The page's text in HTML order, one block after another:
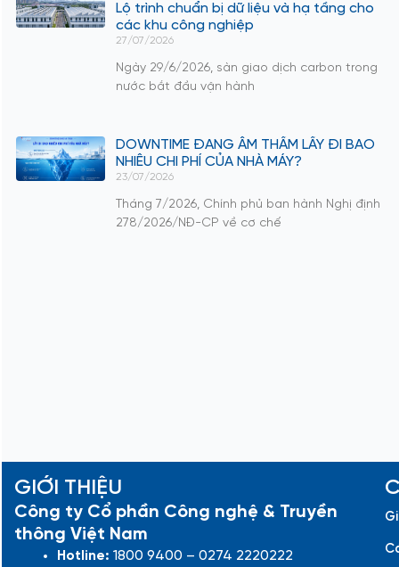
Lộ trình chuẩn bị dữ liệu và hạ tầng cho
các khu công nghiệp
27/07/2026
Ngày 29/6/2026, sàn giao dịch carbon trong
nước bắt đầu vận hành
DOWNTIME ĐANG ÂM THẦM LẤY ĐI BAO
NHIÊU CHI PHÍ CỦA NHÀ MÁY?
23/07/2026
Tháng 7/2026, Chính phủ ban hành Nghị định
278/2026/NĐ-CP về cơ chế
GIỚI THIỆU
Công ty Cổ phần Công nghệ & Truyền
thông Việt Nam
Hotline: 1800 9400 – 0274 2220222